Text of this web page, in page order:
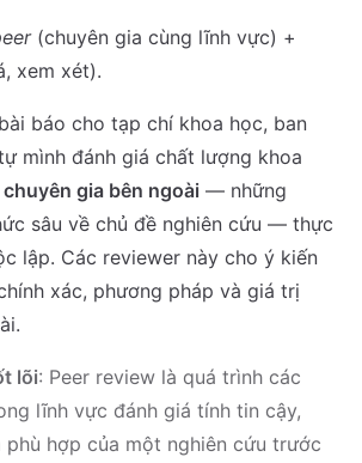
(chuyên gia cùng lĩnh vực) +
xem xét).
báo cho tạp chí khoa học, ban
mình đánh giá chất lượng khoa
gia bên ngoài — những
sâu về chủ đề nghiên cứu — thực
lập. Các reviewer này cho ý kiến
xác, phương pháp và giá trị
lõi: Peer review là quá trình các
lĩnh vực đánh giá tính tin cậy,
phù hợp của một nghiên cứu trước